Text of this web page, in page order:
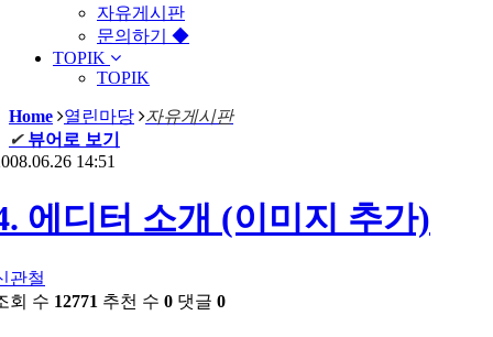
자유게시판
문의하기 ◆
TOPIK
TOPIK
Home 열린마당
자유게시판
✔ 뷰어로 보기
14:51
에디터 소개 (이미지 추가)
관철
회 수 12771 추천 수 0 댓글 0